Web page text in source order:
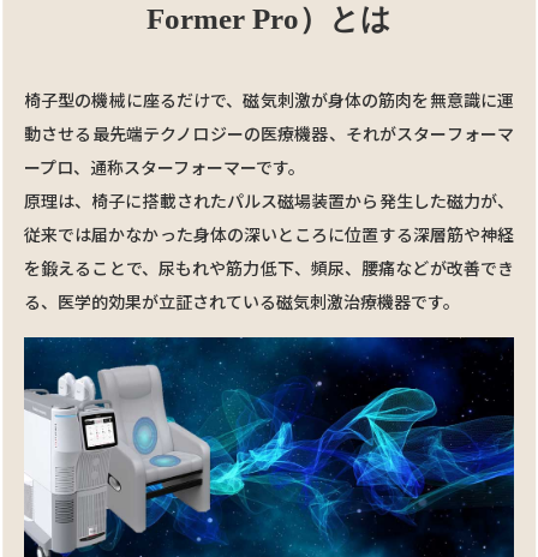
Former Pro）とは
椅⼦型の機械に座るだけで、磁気刺激が身体の筋⾁を無意識に運
動させる最先端テクノロジーの医療機器、それがスターフォーマ
ープロ、通称スターフォーマーです。
原理は、椅⼦に搭載されたパルス磁場装置から発⽣した磁力が、
従来では届かなかった⾝体の深いところに位置する深層筋や神経
を鍛えることで、尿もれや筋⼒低下、頻尿、腰痛などが改善でき
る、医学的効果が⽴証されている磁気刺激治療機器です。